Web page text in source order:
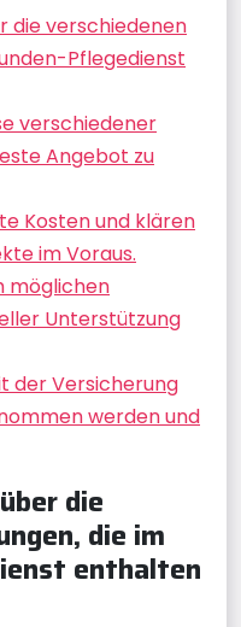
die verschiedenen
Pflegedienst
verschiedener
Angebot zu
Kosten und klären
im Voraus.
möglichen
Unterstützung
der Versicherung
werden und
die
die im
enthalten